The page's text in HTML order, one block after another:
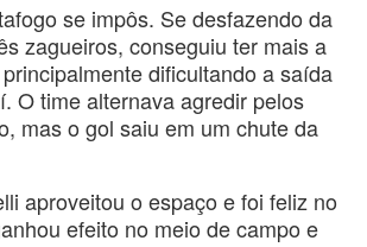
se impôs. Se desfazendo da
zagueiros, conseguiu ter mais a
dificultando a saída
O time alternava agredir pelos
mas o gol saiu em um chute da
aproveitou o espaço e foi feliz no
efeito no meio de campo e